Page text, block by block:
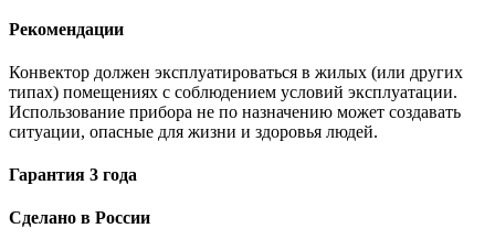
Рекомендации
Конвектор должен эксплуатироваться в жилых (или других
типах) помещениях с соблюдением условий эксплуатации.
Использование прибора не по назначению может создавать
ситуации, опасные для жизни и здоровья людей.
Гарантия 3 года
Сделано в России